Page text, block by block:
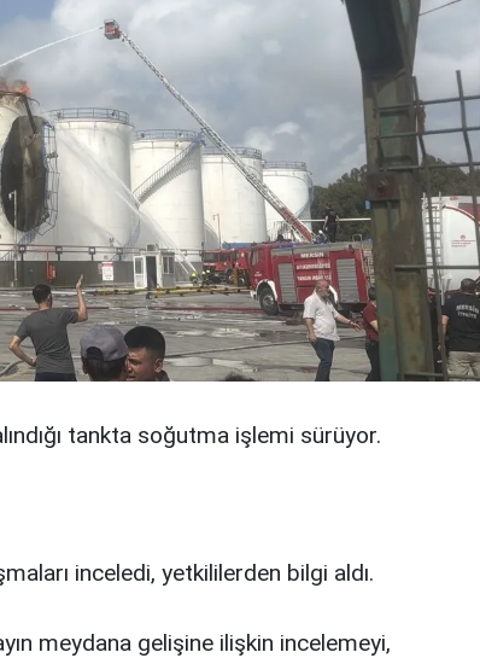
tankta soğutma işlemi sürüyor.
inceledi, yetkililerden bilgi aldı.
meydana gelişine ilişkin incelemeyi,